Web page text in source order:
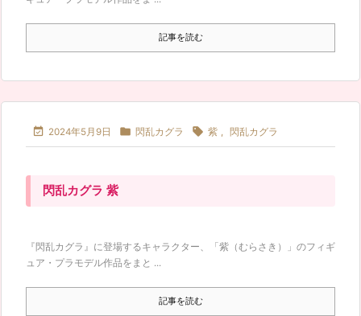
記事を読む
 2024年5月9日  閃乱カグラ  紫 , 閃乱カグラ
閃乱カグラ 紫
『閃乱カグラ』に登場するキャラクター、「紫（むらさき）」のフィギ
ュア・プラモデル作品をまと ...
記事を読む